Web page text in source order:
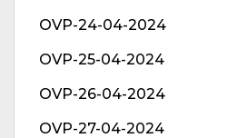
OVP-24-04-2024
OVP-25-04-2024
OVP-26-04-2024
OVP-27-04-2024